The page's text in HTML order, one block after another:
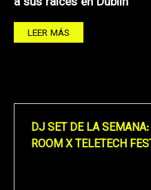
LEER MÁS
DJ SET DE LA
ROOM X TELETECH